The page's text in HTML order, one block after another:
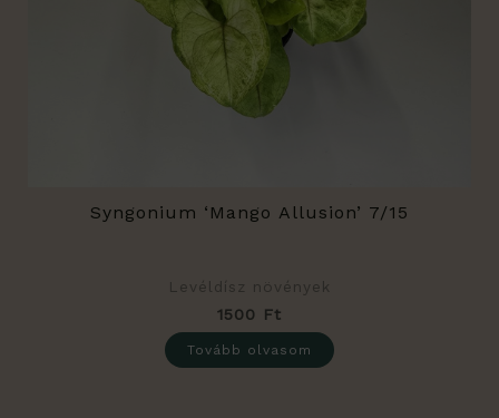
Syngonium ‘Mango Allusion’ 7/15
Levéldísz növények
1500 Ft
Tovább olvasom